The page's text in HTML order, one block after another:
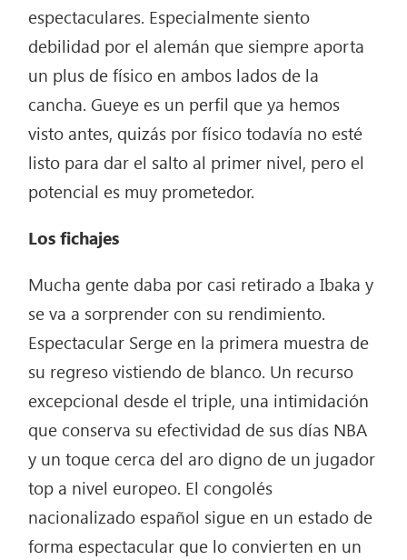
espectaculares. Especialmente siento
debilidad por el alemán que siempre aporta
un plus de físico en ambos lados de la
cancha. Gueye es un perfil que ya hemos
visto antes, quizás por físico todavía no esté
listo para dar el salto al primer nivel, pero el
potencial es muy prometedor.
Los fichajes
Mucha gente daba por casi retirado a Ibaka y
se va a sorprender con su rendimiento.
Espectacular Serge en la primera muestra de
su regreso vistiendo de blanco. Un recurso
excepcional desde el triple, una intimidación
que conserva su efectividad de sus días NBA
y un toque cerca del aro digno de un jugador
top a nivel europeo. El congolés
nacionalizado español sigue en un estado de
forma espectacular que lo convierten en un